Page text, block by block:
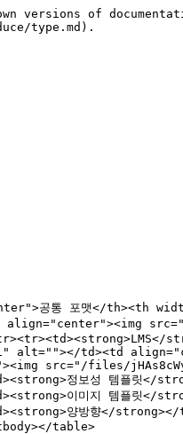
of
type.md).
공통 포맷</th><th
align="center"><img
alt=""></td><td
src="/files/
정보성 템플릿</
이미지 템플릿</
양방향</
table>